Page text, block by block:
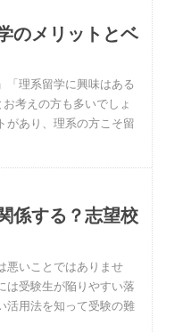
のメリットとベ
「理系留学に興味はある
考えの方も多いでしょ
があり、理系の方こそ留
係する？志望校
悪いことではありませ
は受験生が陥りやすい落
活用法を知って受験の難